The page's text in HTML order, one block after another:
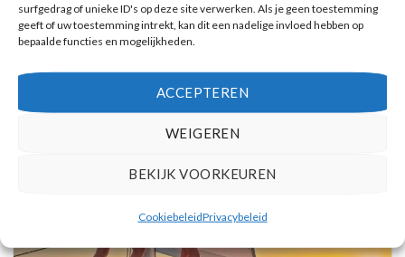
surfgedrag of unieke ID's op deze site verwerken. Als je geen toestemming
geeft of uw toestemming intrekt, kan dit een nadelige invloed hebben op
bepaalde functies en mogelijkheden.
ACCEPTEREN
WEIGEREN
BEKIJK VOORKEUREN
CookiebeleidPrivacybeleid
Reserveer hier tickets